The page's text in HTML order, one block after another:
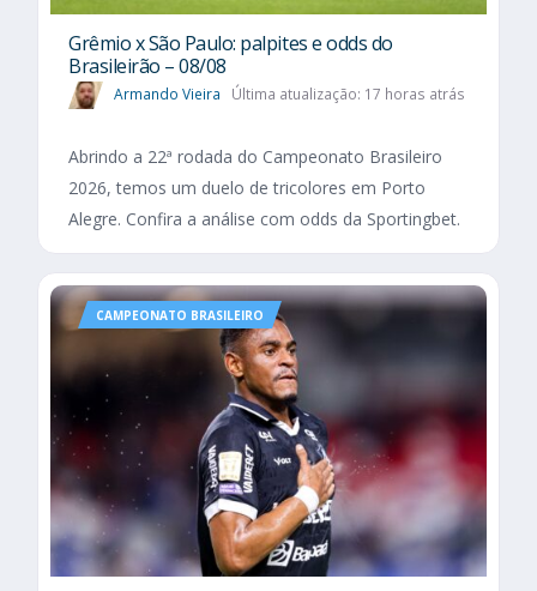
Grêmio x São Paulo: palpites e odds do
Brasileirão – 08/08
Armando Vieira Última atualização: 17 horas atrás
Abrindo a 22ª rodada do Campeonato Brasileiro
2026, temos um duelo de tricolores em Porto
Alegre. Confira a análise com odds da Sportingbet.
CAMPEONATO BRASILEIRO